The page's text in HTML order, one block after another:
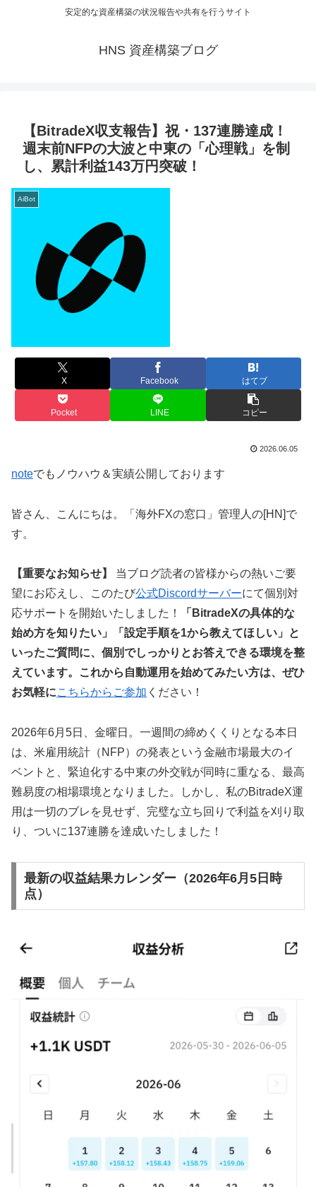
安定的な資産構築の状況報告や共有を行うサイト
HNS 資産構築ブログ
【BitradeX収支報告】祝・137連勝達成！
週末前NFPの大波と中東の「心理戦」を制
し、累計利益143万円突破！
AiBot
X Facebook はてブ
Pocket LINE コピー
2026.06.05
noteでもノウハウ＆実績公開しております
皆さん、こんにちは。「海外FXの窓口」管理人の[HN]で
す。
【重要なお知らせ】
当ブログ読者の皆様からの熱いご要
望にお応えし、このたび公式Discordサーバーにて個別対
応サポートを開始いたしました！
「BitradeXの具体的な
始め方を知りたい」「設定手順を1から教えてほしい」と
いったご質問に、個別でしっかりとお答えできる環境を整
えています。これから自動運用を始めてみたい方は、ぜひ
お気軽にこちらからご参加 ください！
2026年6月5日、金曜日。一週間の締めくくりとなる本日
は、米雇用統計（NFP）の発表という金融市場最大のイ
ベントと、緊迫化する中東の外交戦が同時に重なる、最高
難易度の相場環境となりました。しかし、私のBitradeX運
用は一切のブレを見せず、完璧な立ち回りで利益を刈り取
り、ついに137連勝を達成いたしました！
最新の収益結果カレンダー（2026年6月5日時
点）